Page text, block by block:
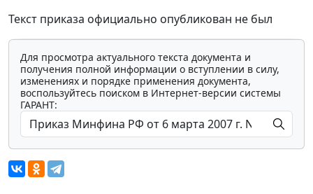
Текст приказа официально опубликован не был
Для просмотра актуального текста документа и
получения полной информации о вступлении в силу,
изменениях и порядке применения документа,
воспользуйтесь поиском в Интернет-версии системы
ГАРАНТ: